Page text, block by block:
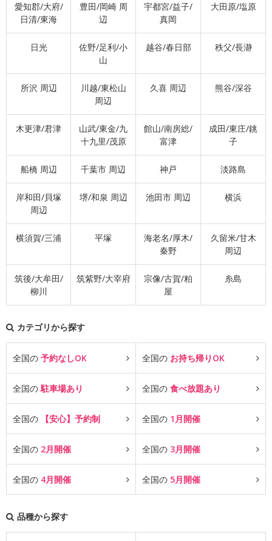
愛知郡/大府/
日清/東海
豊田/岡崎 周
辺
宇都宮/益子/
真岡
大田原/塩原
日光
佐野/足利/小
山
越谷/春日部 秩父/長瀞
所沢 周辺
川越/東松山
周辺
久喜 周辺 熊谷/深谷
木更津/君津
山武/東金/九
十九里/茂原
館山/南房総/
富津
成田/東庄/銚
子
船橋 周辺 千葉市 周辺 神戸 淡路島
岸和田/貝塚
周辺
堺/和泉 周辺 池田市 周辺 横浜
横須賀/三浦 平塚
海老名/厚木/
秦野
久留米/甘木
周辺
筑後/大牟田/
柳川
筑紫野/大宰府
宗像/古賀/粕
屋
糸島
カテゴリから探す
全国の 予約なしOK 全国の お持ち帰りOK
全国の駐車場あり 全国の 食べ放題あり
全国の 【安心】予約制 全国の 1月開催
全国の 2月開催 全国の 3月開催
全国の 4月開催 全国の 5月開催
品種から探す